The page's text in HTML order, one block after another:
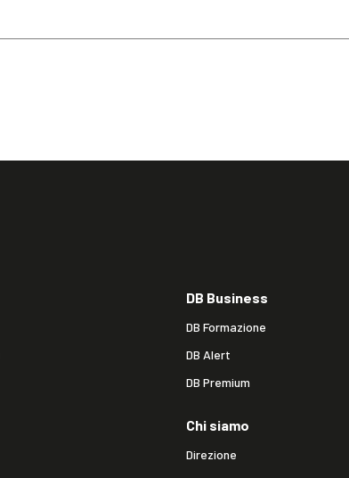
DB Business
DB Formazione
DB Alert
DB Premium
Chi siamo
Direzione